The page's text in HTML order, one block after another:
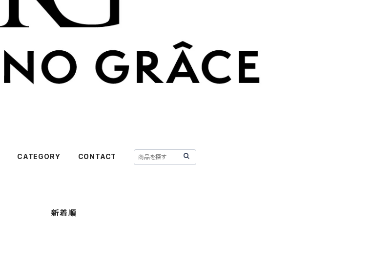
CATEGORY CONTACT
新着順